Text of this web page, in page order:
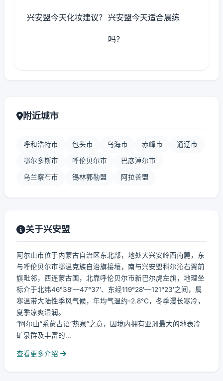
兴安盟今天化妆建议？ 兴安盟今天适合晨练
吗？
附近城市
呼和浩特市 包头市 乌海市 赤峰市 通辽市
鄂尔多斯市 呼伦贝尔市 巴彦淖尔市
乌兰察布市 锡林郭勒盟 阿拉善盟
关于兴安盟
阿尔山市位于内蒙古自治区东北部，地处大兴安岭西南麓，东
与呼伦贝尔市鄂温克族自治旗接壤，南与兴安盟科尔沁右翼前
旗毗邻，西连蒙古国，北靠呼伦贝尔市新巴尔虎左旗，地理坐
标介于北纬46°38′—47°37′、东经119°28′—121°23′之间，属
寒温带大陆性季风气候，年均气温约-2.8℃，冬季漫长寒冷，
夏季凉爽湿润。
“阿尔山”系蒙古语“热泉”之意，因境内拥有亚洲最大的地表冷
矿泉群及丰富的...
查看更多介绍